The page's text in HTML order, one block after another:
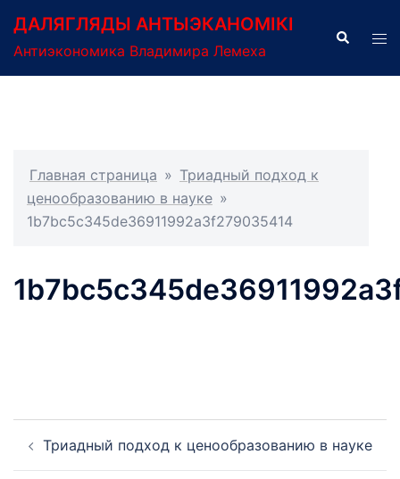
содержимому
ДАЛЯГЛЯДЫ АНТЫЭКАНОМІКІ
Антиэкономика Владимира Лемеха
Поиск
Главная страница » Триадный подход к
ценообразованию в науке »
1b7bc5c345de36911992a3f279035414
Навигация
по
Триадный подход к ценообразованию в науке